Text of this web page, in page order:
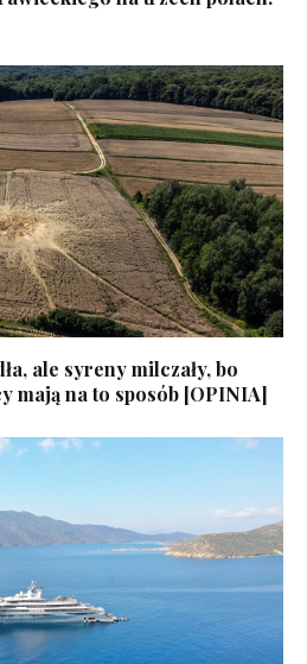
ale syreny milczały, bo
mają na to sposób [OPINIA]